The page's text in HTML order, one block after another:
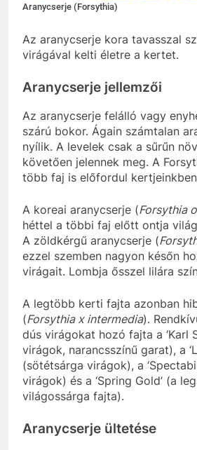
Aranycserje (Forsythia)
Az aranycserje kora tavasszal
virágával kelti életre a kertet.
Aranycserje jellemzői
Az aranycserje felálló vagy
szárú bokor. Ágain számtalan
nyílik. A levelek csak a sűrűn
követően jelennek meg. A
több faj is előfordul
A koreai aranycserje (Forsythia
héttel a többi faj előtt ontja
A zöldkérgű aranycserje (
ezzel szemben nagyon későn
virágait. Lombja ősszel lilára
A legtöbb kerti fajta azonban
(Forsythia x intermedia).
dús virágokat hozó fajta a ‘Karl
virágok, narancsszínű garat), a
(sötétsárga virágok), a
virágok) és a ‘Spring Gold’ (a
világossárga fajta).
Aranycserje ültetése